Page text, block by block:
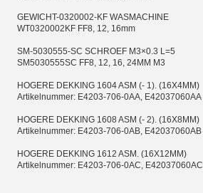
GEWICHT-0320002-KF WASMACHINE
WT0320002KF FF8, 12, 16mm
SM-5030555-SC SCHROEF M3×0.3 L=5
SM5030555SC FF8, 12, 16, 24MM M3
HOGERE DEKKING 1604 ASM (- 1). (16X4MM)
Artikelnummer: E4203-706-0AA, E42037060AA
HOGERE DEKKING 1608 ASM (- 2). (16X8MM)
Artikelnummer: E4203-706-0AB, E42037060AB
HOGERE DEKKING 1612 ASM. (16X12MM)
Artikelnummer: E4203-706-0AC, E42037060AC